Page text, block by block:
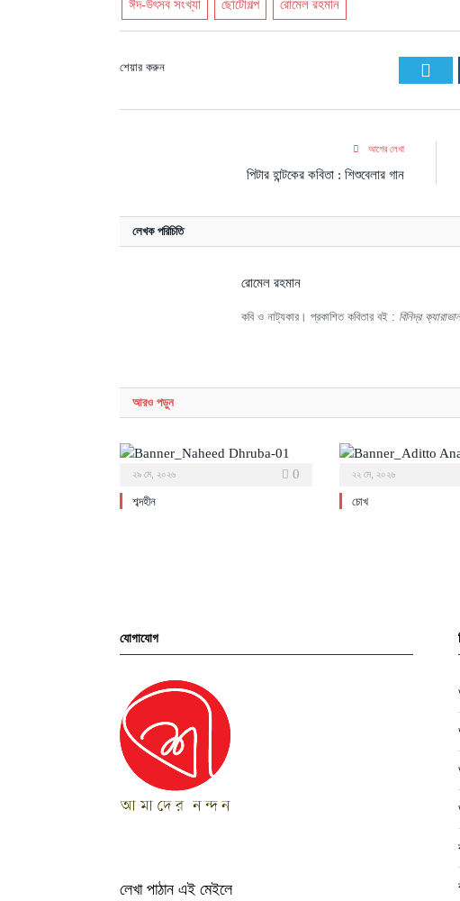
ঈদ-উৎসব সংখ্যা ছোটোগল্প রোমেল রহমান
শেয়ার করুন
আগের লেখা
পিটার হান্টকের কবিতা : শিশুবেলার গান
লেখক পরিচিতি
রোমেল রহমান
কবি ও নাট্যকার। প্রকাশিত কবিতার বই : বিনিদ্র ক্যারাভান
আরও পড়ুন
২৯ মে, ২০২৬ 0
শব্দহীন
২২ মে, ২০২৬
চোখ
যোগাযোগ
লেখা পাঠান এই মেইলে